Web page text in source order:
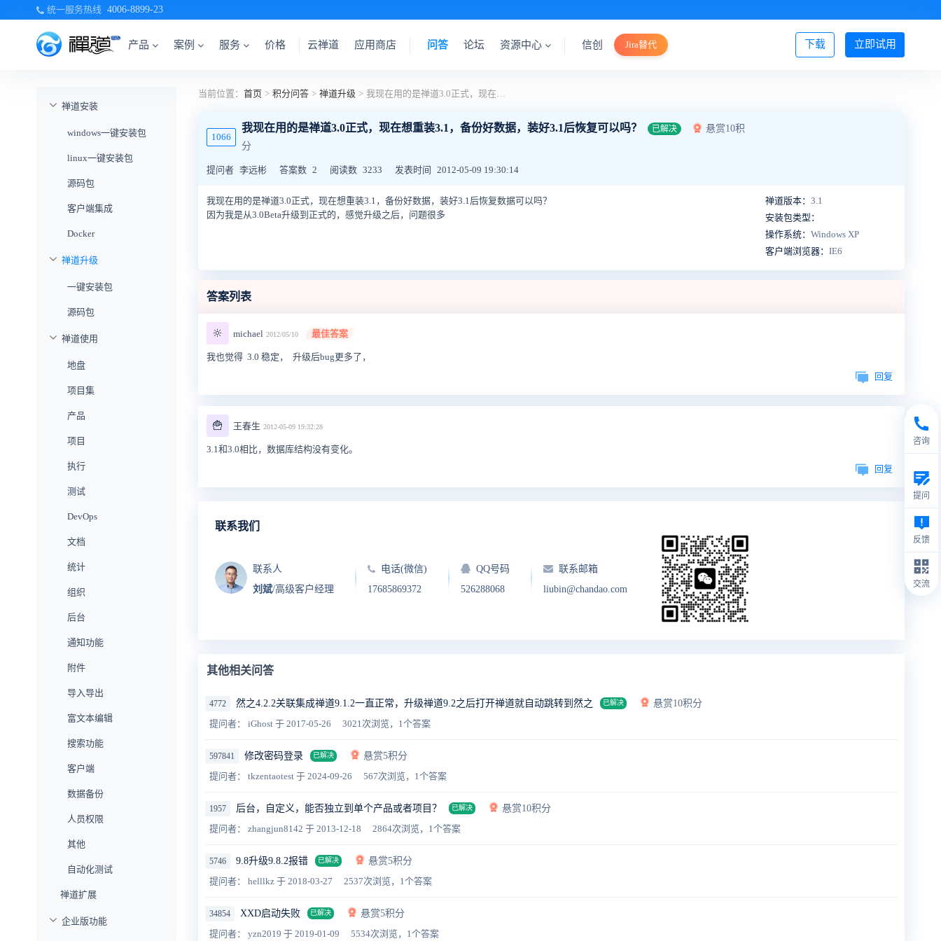
统一服务热线 4006-8899-23
产品 案例 服务 价格 立即试用
下载
云禅道 应用商店 问答 论坛 资源中心 信创 Jira替代 登录/注册
禅道安装
windows一键安装包
linux一键安装包
源码包
客户端集成
Docker
禅道升级
一键安装包
源码包
禅道使用
地盘
项目集
产品
项目
执行
测试
DevOps
文档
统计
组织
后台
通知功能
附件
导入导出
富文本编辑
搜索功能
客户端
数据备份
人员权限
其他
自动化测试
禅道扩展
企业版功能
当前位置： 首页 > 积分问答 > 禅道升级 > 我现在用的是禅道3.0正式，现在想重装3.1，备份好数据，装好3.1后恢复可以吗？
1066
我现在用的是禅道3.0正式，现在想重装3.1，备份好数据，装好3.1后恢复可以吗？ 已解决
悬赏10积
分
提问者 李远彬 答案数 2 阅读数 3233 发表时间 2012-05-09 19:30:14
我现在用的是禅道3.0正式，现在想重装3.1，备份好数据，装好3.1后恢复数据可以吗？
因为我是从3.0Beta升级到正式的，感觉升级之后，问题很多
禅道版本： 3.1
安装包类型：
操作系统： Windows XP
客户端浏览器： IE6
答案列表
🔆 michael 2012/05/10 最佳答案
我也觉得 3.0 稳定， 升级后bug更多了，
回复
🍟 王春生 2012-05-09 19:32:28
3.1和3.0相比，数据库结构没有变化。
回复
联系我们
联系人
刘斌/高级客户经理
电话(微信)
17685869372
QQ号码
526288068
联系邮箱
liubin@chandao.com
其他相关问答
4772 然之4.2.2关联集成禅道9.1.2一直正常，升级禅道9.2之后打开禅道就自动跳转到然之 已解决
悬赏10积分
提问者： iGhost 于 2017-05-26 3021次浏览，1个答案
597841 修改密码登录 已解决
悬赏5积分
提问者： tkzentaotest 于 2024-09-26 567次浏览，1个答案
1957 后台，自定义，能否独立到单个产品或者项目？ 已解决
悬赏10积分
提问者： zhangjun8142 于 2013-12-18 2864次浏览，1个答案
5746 9.8升级9.8.2报错 已解决
悬赏5积分
提问者： helllkz 于 2018-03-27 2537次浏览，1个答案
34854 XXD启动失败 已解决
悬赏5积分
提问者： yzn2019 于 2019-01-09 5534次浏览，1个答案
咨询
提问
反馈
交流